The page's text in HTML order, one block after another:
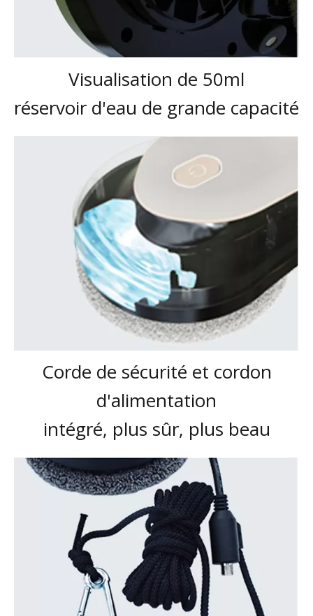
Visualisation de 50ml
réservoir d'eau de grande capacité
Corde de sécurité et cordon
d'alimentation
intégré, plus sûr, plus beau